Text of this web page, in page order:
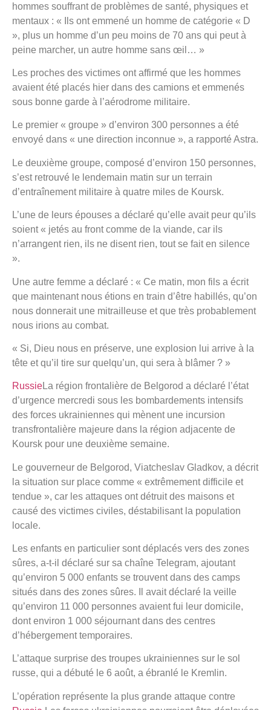
hommes souffrant de problèmes de santé, physiques et
mentaux : « Ils ont emmené un homme de catégorie « D
», plus un homme d’un peu moins de 70 ans qui peut à
peine marcher, un autre homme sans œil… »
Les proches des victimes ont affirmé que les hommes
avaient été placés hier dans des camions et emmenés
sous bonne garde à l’aérodrome militaire.
Le premier « groupe » d’environ 300 personnes a été
envoyé dans « une direction inconnue », a rapporté Astra.
Le deuxième groupe, composé d’environ 150 personnes,
s’est retrouvé le lendemain matin sur un terrain
d’entraînement militaire à quatre miles de Koursk.
L’une de leurs épouses a déclaré qu’elle avait peur qu’ils
soient « jetés au front comme de la viande, car ils
n’arrangent rien, ils ne disent rien, tout se fait en silence
».
Une autre femme a déclaré : « Ce matin, mon fils a écrit
que maintenant nous étions en train d’être habillés, qu’on
nous donnerait une mitrailleuse et que très probablement
nous irions au combat.
« Si, Dieu nous en préserve, une explosion lui arrive à la
tête et qu’il tire sur quelqu’un, qui sera à blâmer ? »
RussieLa région frontalière de Belgorod a déclaré l’état
d’urgence mercredi sous les bombardements intensifs
des forces ukrainiennes qui mènent une incursion
transfrontalière majeure dans la région adjacente de
Koursk pour une deuxième semaine.
Le gouverneur de Belgorod, Viatcheslav Gladkov, a décrit
la situation sur place comme « extrêmement difficile et
tendue », car les attaques ont détruit des maisons et
causé des victimes civiles, déstabilisant la population
locale.
Les enfants en particulier sont déplacés vers des zones
sûres, a-t-il déclaré sur sa chaîne Telegram, ajoutant
qu’environ 5 000 enfants se trouvent dans des camps
situés dans des zones sûres. Il avait déclaré la veille
qu’environ 11 000 personnes avaient fui leur domicile,
dont environ 1 000 séjournant dans des centres
d’hébergement temporaires.
L’attaque surprise des troupes ukrainiennes sur le sol
russe, qui a débuté le 6 août, a ébranlé le Kremlin.
L’opération représente la plus grande attaque contre